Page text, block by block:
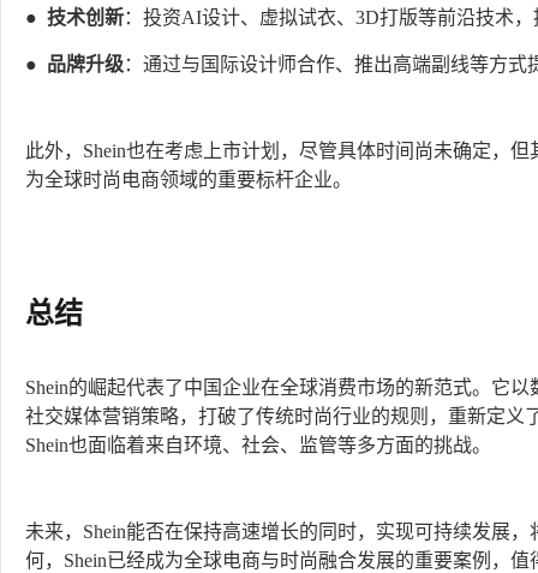
● 技术创新：投资AI设计、虚拟试衣、3D打版等前沿技术
● 品牌升级：通过与国际设计师合作、推出高端副线等方式
此外，Shein也在考虑上市计划，尽管具体时间尚未确定，
为全球时尚电商领域的重要标杆企业。
总结
Shein的崛起代表了中国企业在全球消费市场的新范式。它
社交媒体营销策略，打破了传统时尚行业的规则，重新定义
Shein也面临着来自环境、社会、监管等多方面的挑战。
未来，Shein能否在保持高速增长的同时，实现可持续发展
何，Shein已经成为全球电商与时尚融合发展的重要案例，